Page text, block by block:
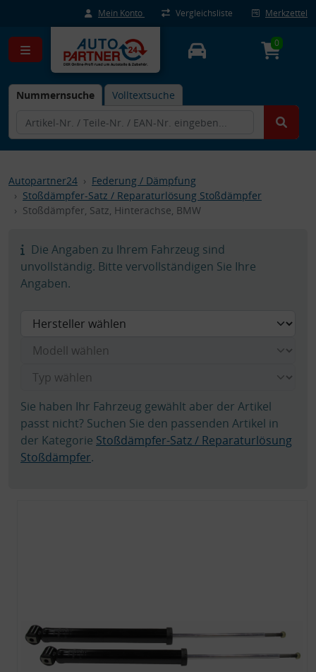
Mein Konto Vergleichsliste Merkzettel
Nummernsuche Volltextsuche
0
Autopartner24
Federung / Dämpfung
Stoßdämpfer-Satz / Reparaturlösung Stoßdämpfer
Stoßdämpfer, Satz, Hinterachse, BMW
Die Angaben zu Ihrem Fahrzeug sind
unvollständig. Bitte vervollständigen Sie Ihre
Angaben.
Sie haben Ihr Fahrzeug gewählt aber der Artikel
passt nicht? Suchen Sie den passenden Artikel in
der Kategorie Stoßdämpfer-Satz / Reparaturlösung
Stoßdämpfer.